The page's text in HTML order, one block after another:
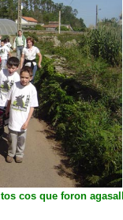
cos que foron